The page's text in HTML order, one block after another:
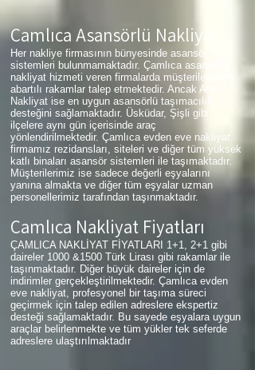
Çamlıca Asansörlü Nakliyat
Her nakliye firmasının bünyesinde asansör
sistemleri bulunmamaktadır. Çamlıca asansörlü
nakliyat hizmeti veren firmalarda müşterilerinden
abartılı rakamlar talep etmektedir. Ancak Anı
Nakliyat ise en uygun asansörlü taşımacılık
desteğini sağlamaktadır. Üsküdar, Şişli gibi
ilçelere aynı gün içerisinde araç
yönlendirilmektedir. Çamlıca evden eve nakliyat
firmamız rezidansları, siteleri ve diğer tüm yüksek
katlı binaları asansör sistemleri ile taşımaktadır.
Müşterilerimiz ise sadece değerli eşyalarını
yanına almakta ve diğer tüm eşyalar uzman
personellerimiz tarafından taşınmaktadır.
Çamlıca Nakliyat Fiyatları
ÇAMLICA NAKLİYAT FİYATLARI 1+1, 2+1 gibi
daireler 1000 &1500 Türk Lirası gibi rakamlar ile
taşınmaktadır. Diğer büyük daireler için de
indirimler gerçekleştirilmektedir. Çamlıca evden
eve nakliyat, profesyonel bir taşıma süreci
geçirmek için talep edilen adreslere ekspertiz
desteği sağlamaktadır. Bu sayede eşyalara uygun
araçlar belirlenmekte ve tüm yükler tek seferde
adreslere ulaştırılmaktadır